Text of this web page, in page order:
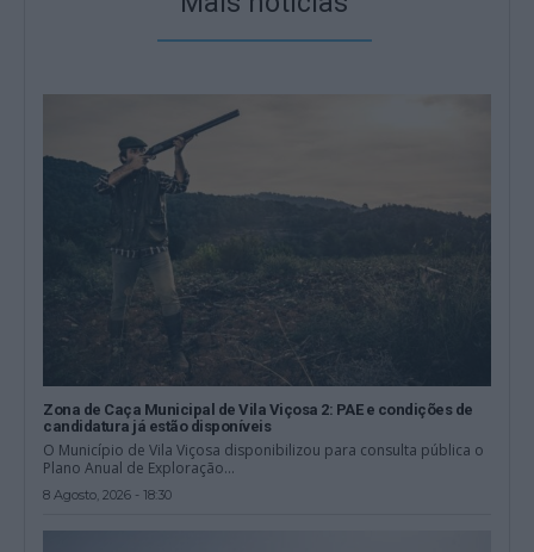
Zona de Caça Municipal de Vila Viçosa 2: PAE e condições de
candidatura já estão disponíveis
O Município de Vila Viçosa disponibilizou para consulta pública o
Plano Anual de Exploração...
8 Agosto, 2026 - 18:30